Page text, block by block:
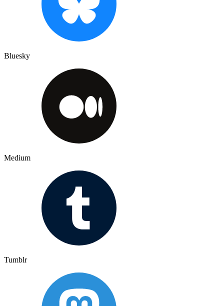
Bluesky
Medium
Tumblr